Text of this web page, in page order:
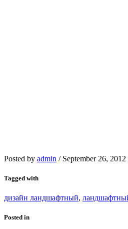
Posted by admin / September 26, 2012
Tagged with
дизайн ландшафтный,
Posted in